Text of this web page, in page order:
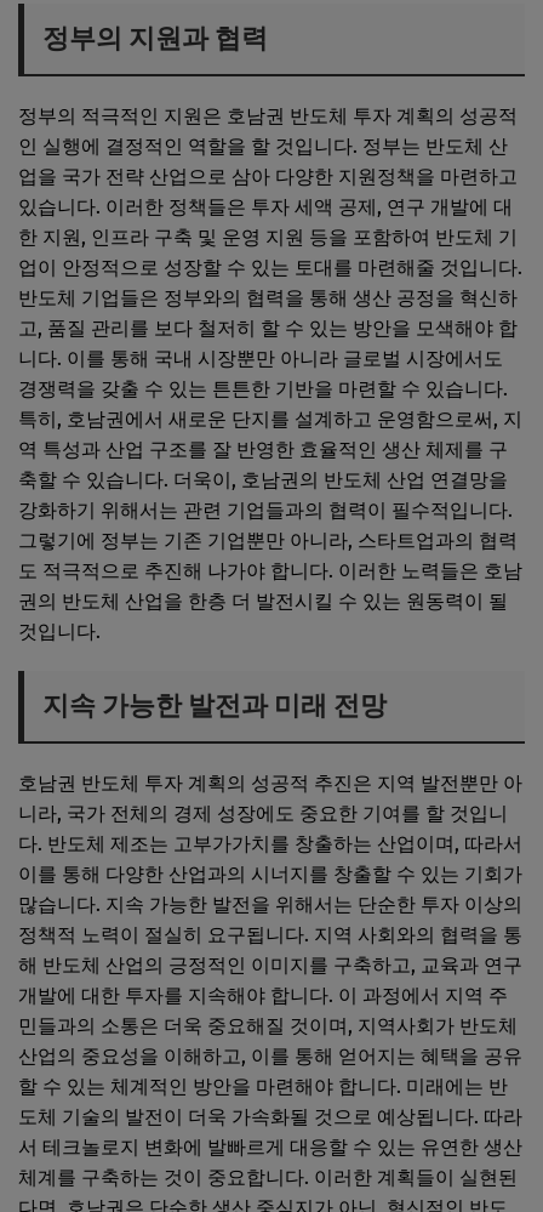
정부의 지원과 협력
정부의 적극적인 지원은 호남권 반도체 투자 계획의 성공적
인 실행에 결정적인 역할을 할 것입니다. 정부는 반도체 산
업을 국가 전략 산업으로 삼아 다양한 지원정책을 마련하고
있습니다. 이러한 정책들은 투자 세액 공제, 연구 개발에 대
한 지원, 인프라 구축 및 운영 지원 등을 포함하여 반도체 기
업이 안정적으로 성장할 수 있는 토대를 마련해줄 것입니다.
반도체 기업들은 정부와의 협력을 통해 생산 공정을 혁신하
고, 품질 관리를 보다 철저히 할 수 있는 방안을 모색해야 합
니다. 이를 통해 국내 시장뿐만 아니라 글로벌 시장에서도
경쟁력을 갖출 수 있는 튼튼한 기반을 마련할 수 있습니다.
특히, 호남권에서 새로운 단지를 설계하고 운영함으로써, 지
역 특성과 산업 구조를 잘 반영한 효율적인 생산 체제를 구
축할 수 있습니다. 더욱이, 호남권의 반도체 산업 연결망을
강화하기 위해서는 관련 기업들과의 협력이 필수적입니다.
그렇기에 정부는 기존 기업뿐만 아니라, 스타트업과의 협력
도 적극적으로 추진해 나가야 합니다. 이러한 노력들은 호남
권의 반도체 산업을 한층 더 발전시킬 수 있는 원동력이 될
것입니다.
지속 가능한 발전과 미래 전망
호남권 반도체 투자 계획의 성공적 추진은 지역 발전뿐만 아
니라, 국가 전체의 경제 성장에도 중요한 기여를 할 것입니
다. 반도체 제조는 고부가가치를 창출하는 산업이며, 따라서
이를 통해 다양한 산업과의 시너지를 창출할 수 있는 기회가
많습니다. 지속 가능한 발전을 위해서는 단순한 투자 이상의
정책적 노력이 절실히 요구됩니다. 지역 사회와의 협력을 통
해 반도체 산업의 긍정적인 이미지를 구축하고, 교육과 연구
개발에 대한 투자를 지속해야 합니다. 이 과정에서 지역 주
민들과의 소통은 더욱 중요해질 것이며, 지역사회가 반도체
산업의 중요성을 이해하고, 이를 통해 얻어지는 혜택을 공유
할 수 있는 체계적인 방안을 마련해야 합니다. 미래에는 반
도체 기술의 발전이 더욱 가속화될 것으로 예상됩니다. 따라
서 테크놀로지 변화에 발빠르게 대응할 수 있는 유연한 생산
체계를 구축하는 것이 중요합니다. 이러한 계획들이 실현된